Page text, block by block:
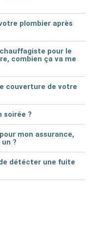
plombier après
pour le
combien ça va me
couverture de votre
soirée ?
mon assurance,
?
détécter une fuite